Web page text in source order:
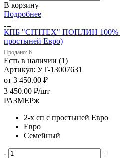
В корзину
Подробнее
КПБ "CITITEX" ПОПЛИН 100%
простыней Евро)
Продано: 6
Есть в наличии (1)
Артикул: УТ-13007631
от 3 450.00 ₽
3 450.00 ₽/шт
РАЗМЕРж
2-х сп с простыней Евро
Евро
Семейный
-
+